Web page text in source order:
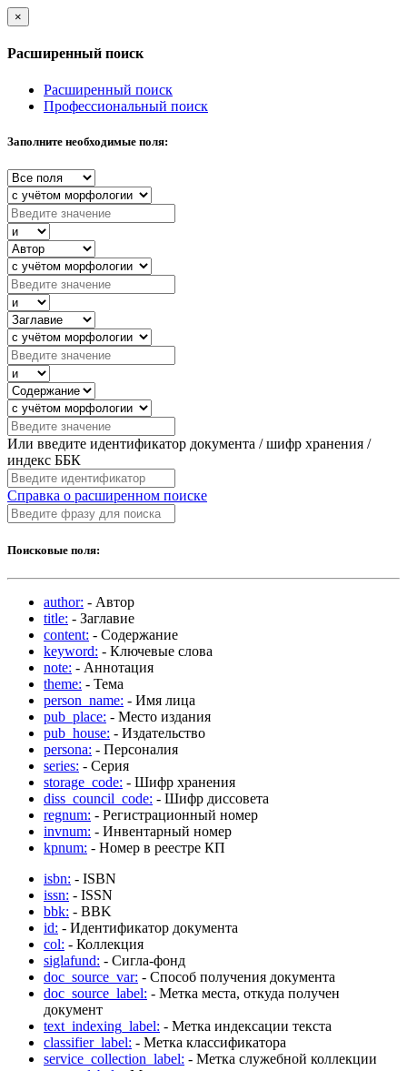
×
Расширенный поиск
Расширенный поиск
Профессиональный поиск
Заполните необходимые поля:
Или введите идентификатор документа / шифр хранения /
индекс ББК
Справка о расширенном поиске
Поисковые поля:
author: - Автор
title: - Заглавие
content: - Содержание
keyword: - Ключевые слова
note: - Аннотация
theme: - Тема
person_name: - Имя лица
pub_place: - Место издания
pub_house: - Издательство
persona: - Персоналия
series: - Серия
storage_code: - Шифр хранения
diss_council_code: - Шифр диссовета
regnum: - Регистрационный номер
invnum: - Инвентарный номер
kpnum: - Номер в реестре КП
isbn: - ISBN
issn: - ISSN
bbk: - BBK
id: - Идентификатор документа
col: - Коллекция
siglafund: - Сигла-фонд
doc_source_var: - Способ получения документа
doc_source_label: - Метка места, откуда получен
документ
text_indexing_label: - Метка индексации текста
classifier_label: - Метка классификатора
service_collection_label: - Метка служебной коллекции